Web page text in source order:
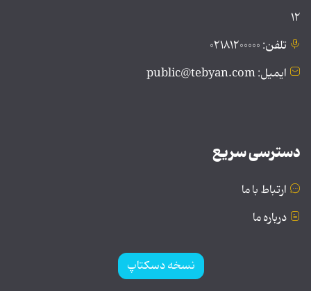
۱۲
تلفن: ۰۲۱۸۱۲۰۰۰۰۰
ایمیل: public@tebyan.com
دسترسی سریع
ارتباط با ما
درباره ما
نسخه دسکتاپ